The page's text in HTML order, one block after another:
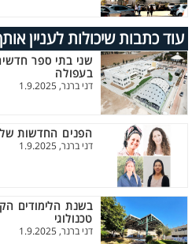
עוד כתבות שיכולות לעניין
שני בתי ספר
בעפולה
דני ברנר, 1.9.2025
הפנים החדשות
דני ברנר, 1.9.2025
בשנת הלימודים
טכנולוגי
דני ברנר, 1.9.2025